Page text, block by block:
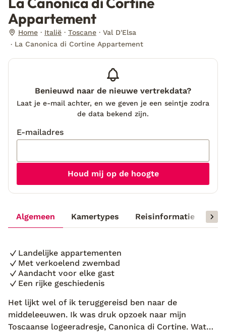
Appartement
Home Italië Toscane
Val D'Elsa
La Canonica di Cortine Appartement
Algemeen Kamertypes Reisinformatie
Landelijke appartementen
Met verkoelend zwembad
Aandacht voor elke gast
Een rijke geschiedenis
Het lijkt wel of ik teruggereisd ben naar de
middeleeuwen. Ik was druk opzoek naar mijn
Toscaanse logeeradresje, Canonica di Cortine. Wat
Benieuwd naar de nieuwe vertrekdata?
Laat je e-mail achter, en we geven je een seintje zodra
de data bekend zijn.
E-mailadres
Houd mij op de hoogte